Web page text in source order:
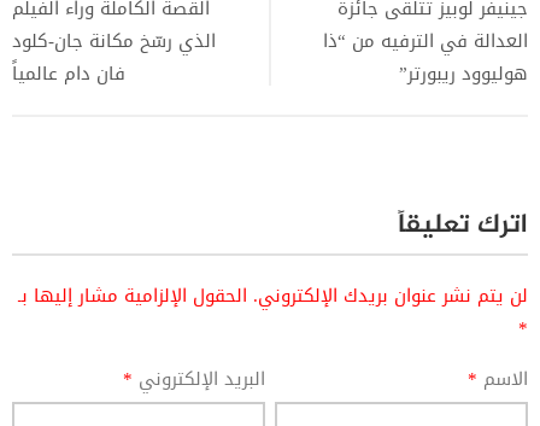
جينيفر لوبيز تتلقى جائزة
العدالة في الترفيه من “ذا
هوليوود ريبورتر”
القصة الكاملة وراء الفيلم
الذي رسّخ مكانة جان-كلود
فان دام عالمياً
اترك تعليقاً
لن يتم نشر عنوان بريدك الإلكتروني. الحقول الإلزامية مشار إليها بـ
*
الاسم * البريد الإلكتروني *